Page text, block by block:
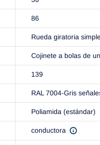
86
Rueda giratoria simple
Cojinete a bolas de
139
RAL 7004-Gris
Poliamida (estándar)
conductora